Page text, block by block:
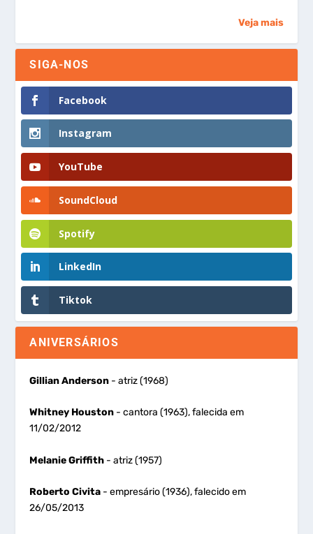
Veja mais
SIGA-NOS
Facebook
Instagram
YouTube
SoundCloud
Spotify
LinkedIn
Tiktok
ANIVERSÁRIOS
Gillian Anderson - atriz (1968)
Whitney Houston - cantora (1963), falecida em
11/02/2012
Melanie Griffith - atriz (1957)
Roberto Civita - empresário (1936), falecido em
26/05/2013